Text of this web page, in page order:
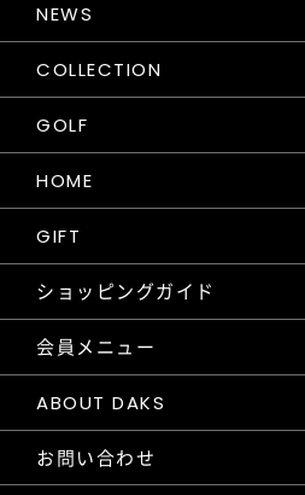
NEWS
COLLECTION
GOLF
HOME
GIFT
ショッピングガイド
会員メニュー
ABOUT DAKS
お問い合わせ